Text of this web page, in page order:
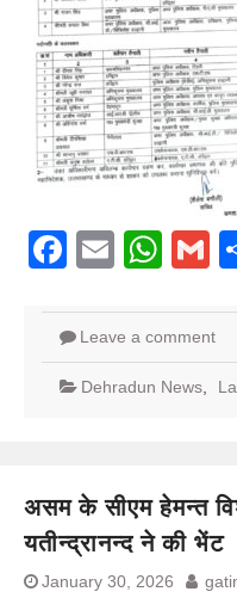
Facebook
Email
Leave a comment
Dehradun News
असम के सीएम हेमन्त
यतीन्द्रानन्द ने की भेंट
January 30, 2026